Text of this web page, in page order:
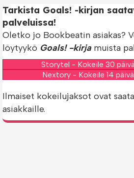
Tarkista Goals! -kirjan
palveluissa!
Oletko jo Bookbeatin asiakas?
löytyykö Goals! -kirja muista
Storytel - Kokeile 30
Nextory - Kokeile 14
Ilmaiset kokeilujaksot ovat
asiakkaille.